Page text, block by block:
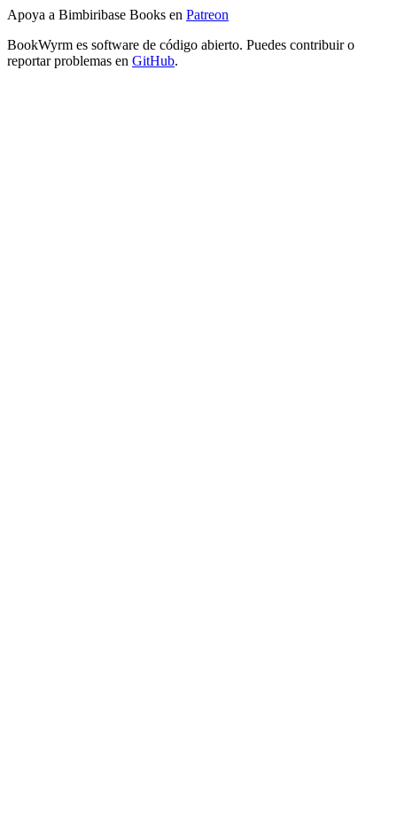
Apoya a Bimbiribase Books en Patreon
BookWyrm es software de código abierto. Puedes contribuir o
reportar problemas en GitHub.